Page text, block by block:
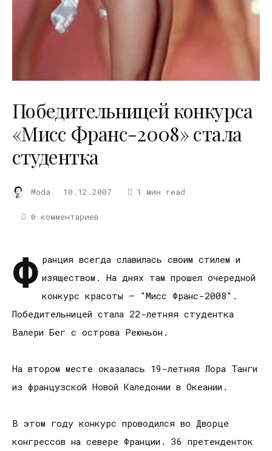
Победительницей конкурса
«Мисс Франс-2008» стала
студентка
Moda 10.12.2007 1 мин read
0 комментариев
Ф ранция всегда славилась своим стилем и
изяществом. На днях там прошел очередной
конкурс красоты – "Мисс Франс-2008".
Победительницей стала 22-летняя студентка
Валери Бег с острова Реюньон.
На втором месте оказалась 19-летняя Лора Танги
из французской Новой Каледонии в Океании.
В этом году конкурс проводился во Дворце
конгрессов на севере Франции. 36 претенденток